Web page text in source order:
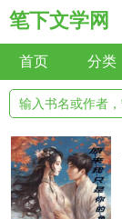
笔下文学网
首页 分类